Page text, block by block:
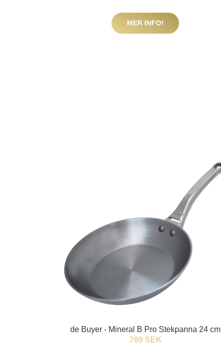
MER INFO!
de Buyer - Mineral B Pro Stekpanna 24 cm
769 SEK